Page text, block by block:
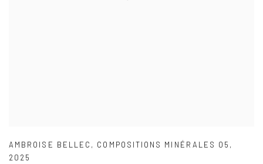
AMBROISE BELLEC , COMPOSITIONS MINÉRALES 05 ,
2025